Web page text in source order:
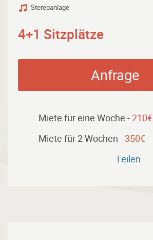
Stereoanlage
4+1 Sitzplätze
Anfrage
Miete für eine Woche - 210€
Miete für 2 Wochen - 350€
Тeilen